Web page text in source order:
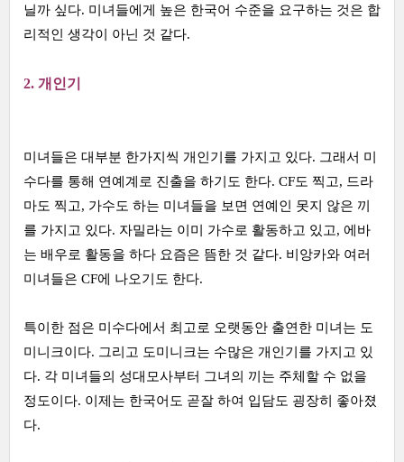
닐까 싶다. 미녀들에게 높은 한국어 수준을 요구하는 것은 합
리적인 생각이 아닌 것 같다.
2. 개인기
미녀들은 대부분 한가지씩 개인기를 가지고 있다. 그래서 미
수다를 통해 연예계로 진출을 하기도 한다. CF도 찍고, 드라
마도 찍고, 가수도 하는 미녀들을 보면 연예인 못지 않은 끼
를 가지고 있다. 자밀라는 이미 가수로 활동하고 있고, 에바
는 배우로 활동을 하다 요즘은 뜸한 것 같다. 비앙카와 여러
미녀들은 CF에 나오기도 한다.
특이한 점은 미수다에서 최고로 오랫동안 출연한 미녀는 도
미니크이다. 그리고 도미니크는 수많은 개인기를 가지고 있
다. 각 미녀들의 성대모사부터 그녀의 끼는 주체할 수 없을
정도이다. 이제는 한국어도 곧잘 하여 입담도 굉장히 좋아졌
다.